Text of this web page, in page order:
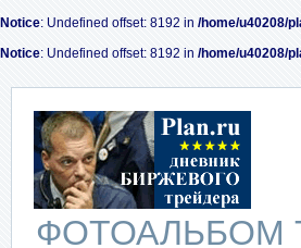
Notice: Undefined offset: 8192 in /home/u40208/
Notice: Undefined offset: 8192 in /home/u40208/
ФОТОАЛЬБОМ